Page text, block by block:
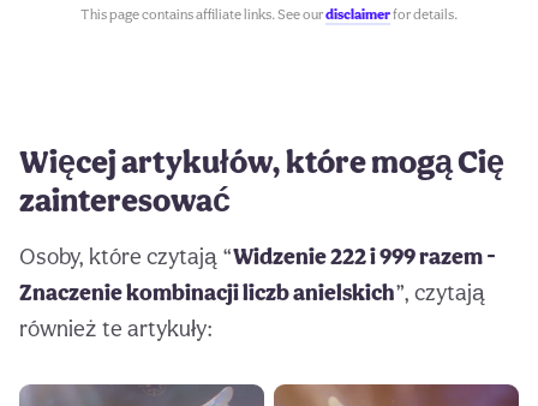
This page contains affiliate links. See ourdisclaimerfor details.
Więcej artykułów, które mogą Cię
zainteresować
Osoby, które czytają “Widzenie 222 i 999 razem -
Znaczenie kombinacji liczb anielskich”, czytają
również te artykuły: